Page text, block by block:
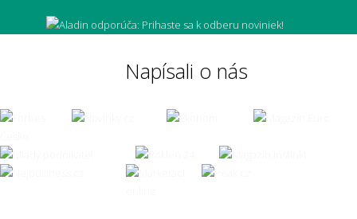
Napísali o nás